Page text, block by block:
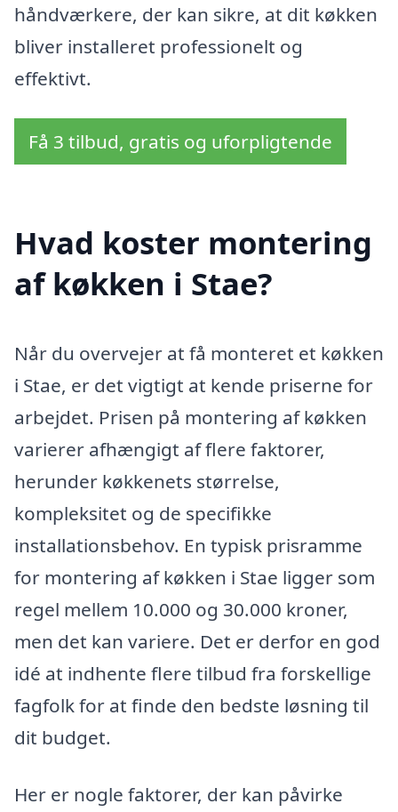
håndværkere, der kan sikre, at dit køkken
bliver installeret professionelt og
effektivt.
Få 3 tilbud, gratis og uforpligtende
Hvad koster montering
af køkken i Stae?
Når du overvejer at få monteret et køkken
i Stae, er det vigtigt at kende priserne for
arbejdet. Prisen på montering af køkken
varierer afhængigt af flere faktorer,
herunder køkkenets størrelse,
kompleksitet og de specifikke
installationsbehov. En typisk prisramme
for montering af køkken i Stae ligger som
regel mellem 10.000 og 30.000 kroner,
men det kan variere. Det er derfor en god
idé at indhente flere tilbud fra forskellige
fagfolk for at finde den bedste løsning til
dit budget.
Her er nogle faktorer, der kan påvirke